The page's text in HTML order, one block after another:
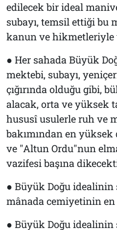
edilecek bir ideal
subayı, temsil ettiği bu
kanun ve hikmetleriyle
● Her sahada Büyük
mektebi, subayı,
çığırında olduğu gibi,
alacak, orta ve yüksek
hususî usulerle ruh ve
bakımından en yüksek
ve "Altun Ordu"nun
vazifesi başına
● Büyük Doğu idealinin
mânada cemiyetinin en
● Büyük Doğu idealinin